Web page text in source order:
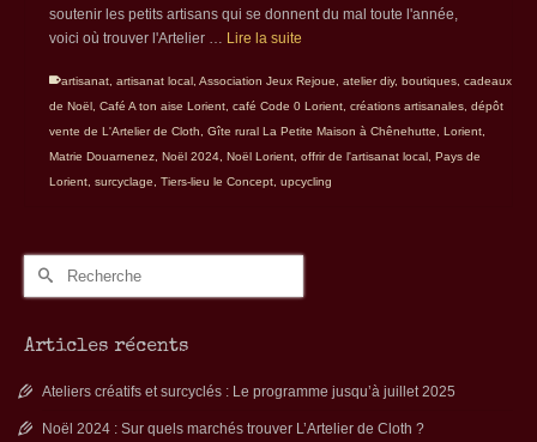
soutenir les petits artisans qui se donnent du mal toute l'année,
voici où trouver l'Artelier … Lire la suite
artisanat artisanat local Association Jeux Rejoue atelier diy, boutiques cadeaux
de Noël Café A ton aise Lorient café Code 0 Lorient créations artisanales dépôt
vente de L'Artelier de Cloth
Gîte rural La Petite Maison à Chênehutte Lorient
Matrie Douarnenez Noël 2024 Noël Lorient offrir de l'artisanat local Pays de
Lorient surcyclage Tiers-lieu le Concept upcycling
Rechercher :
Articles récents
Ateliers créatifs et surcyclés : Le programme jusqu’à juillet 2025
Noël 2024 : Sur quels marchés trouver L’Artelier de Cloth ?